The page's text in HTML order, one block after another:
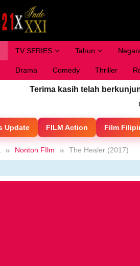
TV SERIES Tahun
Drama Comedy Thriller
Terima kasih telah
Update FILM Action Film
Nonton FIlm The Healer (2017)